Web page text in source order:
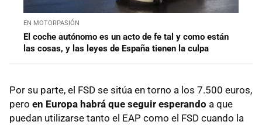
EN MOTORPASIÓN
El coche autónomo es un acto de fe tal y como están
las cosas, y las leyes de España tienen la culpa
Por su parte, el FSD se sitúa en torno a los 7.500 euros,
pero en Europa habrá que seguir esperando a que
puedan utilizarse tanto el EAP como el FSD cuando la